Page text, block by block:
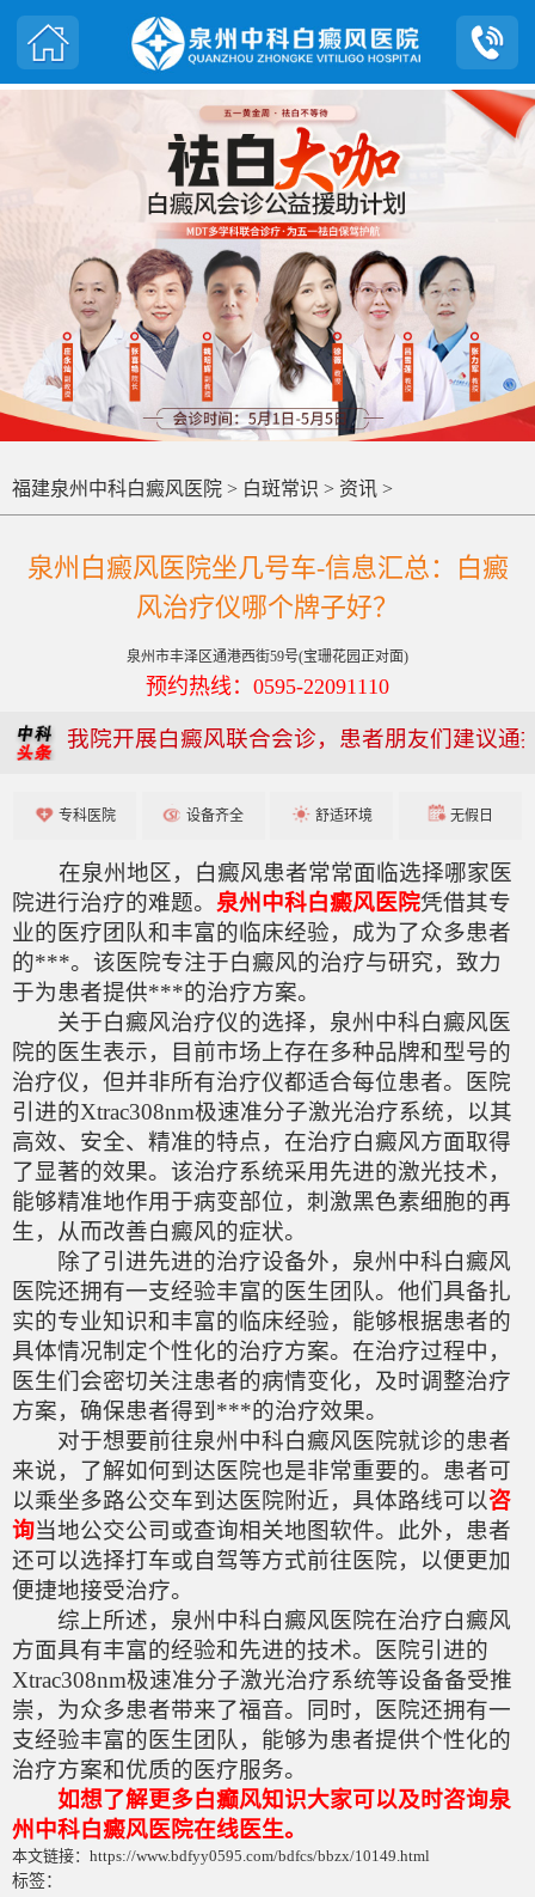
福建泉州中科白癜风医院 > 白斑常识 > 资讯 >
泉州白癜风医院坐几号车-信息汇总：白癜
风治疗仪哪个牌子好？
泉州市丰泽区通港西街59号(宝珊花园正对面)
预约热线：0595-22091110
我院开展白癜风联合会诊，患者朋友们建议通
专科医院 设备齐全 舒适环境 无假日
在泉州地区，白癜风患者常常面临选择哪家医
院进行治疗的难题。 泉州中科白癜风医院凭借其专
业的医疗团队和丰富的临床经验，成为了众多患者
的***。该医院专注于白癜风的治疗与研究，致力
于为患者提供***的治疗方案。
关于白癜风治疗仪的选择，泉州中科白癜风医
院的医生表示，目前市场上存在多种品牌和型号的
治疗仪，但并非所有治疗仪都适合每位患者。医院
引进的Xtrac308nm极速准分子激光治疗系统，以其
高效、安全、精准的特点，在治疗白癜风方面取得
了显著的效果。该治疗系统采用先进的激光技术，
能够精准地作用于病变部位，刺激黑色素细胞的再
生，从而改善白癜风的症状。
除了引进先进的治疗设备外，泉州中科白癜风
医院还拥有一支经验丰富的医生团队。他们具备扎
实的专业知识和丰富的临床经验，能够根据患者的
具体情况制定个性化的治疗方案。在治疗过程中，
医生们会密切关注患者的病情变化，及时调整治疗
方案，确保患者得到***的治疗效果。
对于想要前往泉州中科白癜风医院就诊的患者
来说，了解如何到达医院也是非常重要的。患者可
以乘坐多路公交车到达医院附近，具体路线可以咨
询当地公交公司或查询相关地图软件。此外，患者
还可以选择打车或自驾等方式前往医院，以便更加
便捷地接受治疗。
综上所述，泉州中科白癜风医院在治疗白癜风
方面具有丰富的经验和先进的技术。医院引进的
Xtrac308nm极速准分子激光治疗系统等设备备受推
崇，为众多患者带来了福音。同时，医院还拥有一
支经验丰富的医生团队，能够为患者提供个性化的
治疗方案和优质的医疗服务。
如想了解更多白癫风知识大家可以及时咨询泉
州中科白癜风医院在线医生。
本文链接：https://www.bdfyy0595.com/bdfcs/bbzx/10149.html
标签：